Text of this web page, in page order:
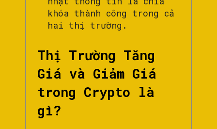
khóa thành công trong cả
hai thị trường.
Thị Trường Tăng
Giá và Giảm Giá
trong Crypto là
gì?